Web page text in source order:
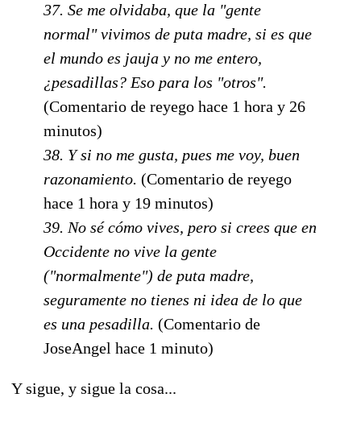
37. Se me olvidaba, que la "gente
normal" vivimos de puta madre, si es que
el mundo es jauja y no me entero,
¿pesadillas? Eso para los "otros".
(Comentario de reyego hace 1 hora y 26
minutos)
38. Y si no me gusta, pues me voy, buen
razonamiento. (Comentario de reyego
hace 1 hora y 19 minutos)
39. No sé cómo vives, pero si crees que en
Occidente no vive la gente
("normalmente") de puta madre,
seguramente no tienes ni idea de lo que
es una pesadilla. (Comentario de
JoseAngel hace 1 minuto)
Y sigue, y sigue la cosa...